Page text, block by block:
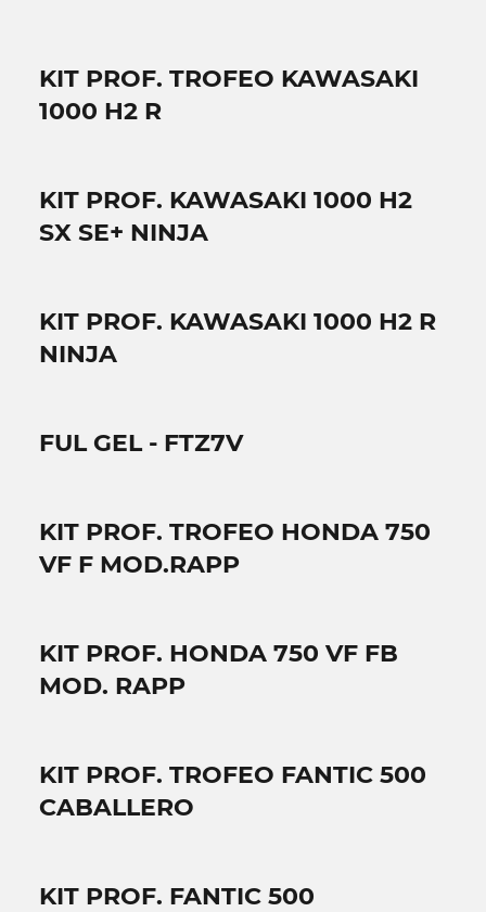
KIT PROF. TROFEO KAWASAKI
1000 H2 R
KIT PROF. KAWASAKI 1000 H2
SX SE+ NINJA
KIT PROF. KAWASAKI 1000 H2 R
NINJA
FUL GEL - FTZ7V
KIT PROF. TROFEO HONDA 750
VF F MOD.RAPP
KIT PROF. HONDA 750 VF FB
MOD. RAPP
KIT PROF. TROFEO FANTIC 500
CABALLERO
KIT PROF. FANTIC 500